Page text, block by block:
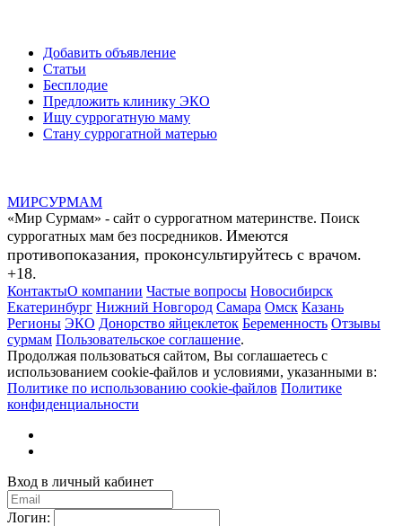
Добавить объявление
Статьи
Бесплодие
Предложить клинику ЭКО
Ищу суррогатную маму
Стану суррогатной матерью
МИРСУРМАМ
«Мир Сурмам» - сайт о суррогатном материнстве. Поиск
суррогатных мам без посредников. Имеются
противопоказания, проконсультируйтесь с врачом.
+18.
КонтактыО компании Частые вопросы Новосибирск
Екатеринбург Нижний Новгород Самара Омск Казань
Регионы ЭКО Донорство яйцеклеток Беременность Отзывы
сурмам Пользовательское соглашение.
Продолжая пользоваться сайтом, Вы соглашаетесь с
использованием cookie-файлов и условиями, указанными в:
Политике по использованию cookie-файлов Политике
конфиденциальности
Вход в личный кабинет
Логин: